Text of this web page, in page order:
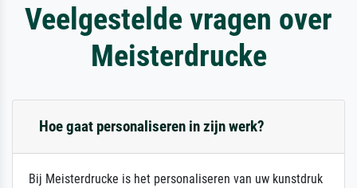
Veelgestelde vragen over
Meisterdrucke
Hoe gaat personaliseren in zijn werk?
Bij Meisterdrucke is het personaliseren van uw kunstdruk